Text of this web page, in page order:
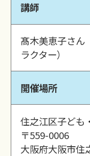
講師
髙木美恵子さん
ラクター）
開催場所
住之江区子ど
〒559-0006
大阪府大阪市住